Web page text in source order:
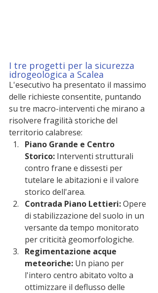
I tre progetti per la sicurezza
idrogeologica a Scalea
L'esecutivo ha presentato il massimo
delle richieste consentite, puntando
su tre macro-interventi che mirano a
risolvere fragilità storiche del
territorio calabrese:
Piano Grande e Centro
Storico: Interventi strutturali
contro frane e dissesti per
tutelare le abitazioni e il valore
storico dell'area.
Contrada Piano Lettieri: Opere
di stabilizzazione del suolo in un
versante da tempo monitorato
per criticità geomorfologiche.
Regimentazione acque
meteoriche: Un piano per
l'intero centro abitato volto a
ottimizzare il deflusso delle